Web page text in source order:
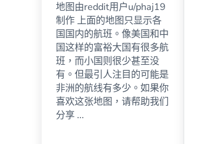
地图由reddit用户u/phaj19
制作 上面的地图只显示各
国国内的航班。像美国和中
国这样的富裕大国有很多航
班，而小国则很少甚至没
有。但最引人注目的可能是
非洲的航线有多少。如果你
喜欢这张地图，请帮助我们
分享 ...